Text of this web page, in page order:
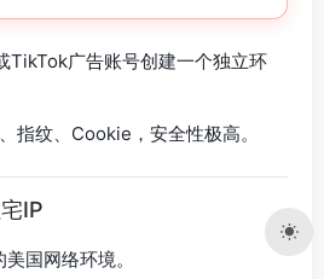
TikTok广告账号创建一个独立环
指纹、Cookie，安全性极高。
IP
国网络环境。